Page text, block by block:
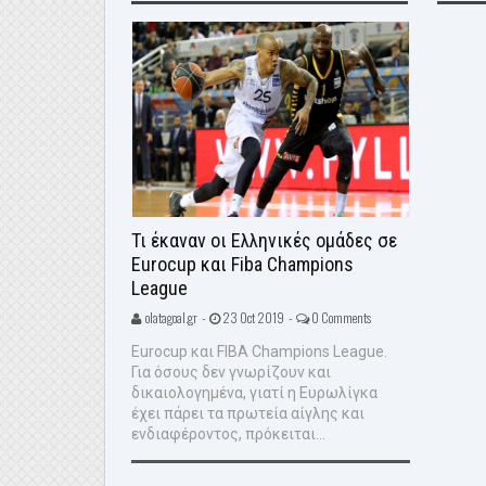
Τι έκαναν οι Ελληνικές ομάδες σε
Eurocup και Fiba Champions
League
olatagoal.gr - 23 Oct 2019 - 0 Comments
Eurocup και FIBA Champions League.
Για όσους δεν γνωρίζουν και
δικαιολογημένα, γιατί η Ευρωλίγκα
έχει πάρει τα πρωτεία αίγλης και
ενδιαφέροντος, πρόκειται...